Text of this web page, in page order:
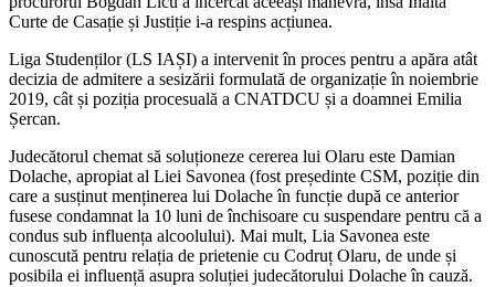
Curte de Casație și Justiție i-a respins acțiunea.
Liga Studenților (LS IAȘI) a intervenit în proces pentru a apăra atât
decizia de admitere a sesizării formulată de organizație în noiembrie
2019, cât și poziția procesuală a CNATDCU și a doamnei Emilia
Șercan.
Judecătorul chemat să soluționeze cererea lui Olaru este Damian
Dolache, apropiat al Liei Savonea (fost președinte CSM, poziție din
care a susținut menținerea lui Dolache în funcție după ce anterior
fusese condamnat la 10 luni de închisoare cu suspendare pentru că a
condus sub influența alcoolului). Mai mult, Lia Savonea este
cunoscută pentru relația de prietenie cu Codruț Olaru, de unde și
posibila ei influență asupra soluției judecătorului Dolache în cauză.